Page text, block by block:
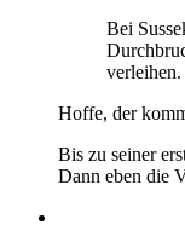
Bei
verleihen.
Hoffe, der
Bis zu seiner
Dann eben die